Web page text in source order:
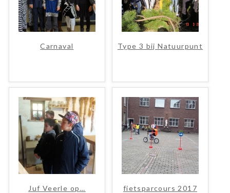
Carnaval Type 3 bij Natuurpunt
Juf Veerle op… fietsparcours 2017